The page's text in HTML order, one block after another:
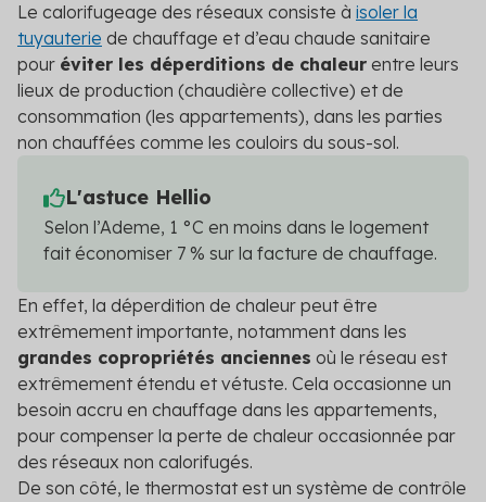
Le calorifugeage des réseaux consiste à isoler la
tuyauterie de chauffage et d’eau chaude sanitaire
pour éviter les déperditions de chaleur entre leurs
lieux de production (chaudière collective) et de
consommation (les appartements), dans les parties
non chauffées comme les couloirs du sous-sol.
L'astuce Hellio
Selon l’Ademe, 1 °C en moins dans le logement
fait économiser 7 % sur la facture de chauffage.
En effet, la déperdition de chaleur peut être
extrêmement importante, notamment dans les
grandes copropriétés anciennes où le réseau est
extrêmement étendu et vétuste. Cela occasionne un
besoin accru en chauffage dans les appartements,
pour compenser la perte de chaleur occasionnée par
des réseaux non calorifugés.
De son côté, le thermostat est un système de contrôle